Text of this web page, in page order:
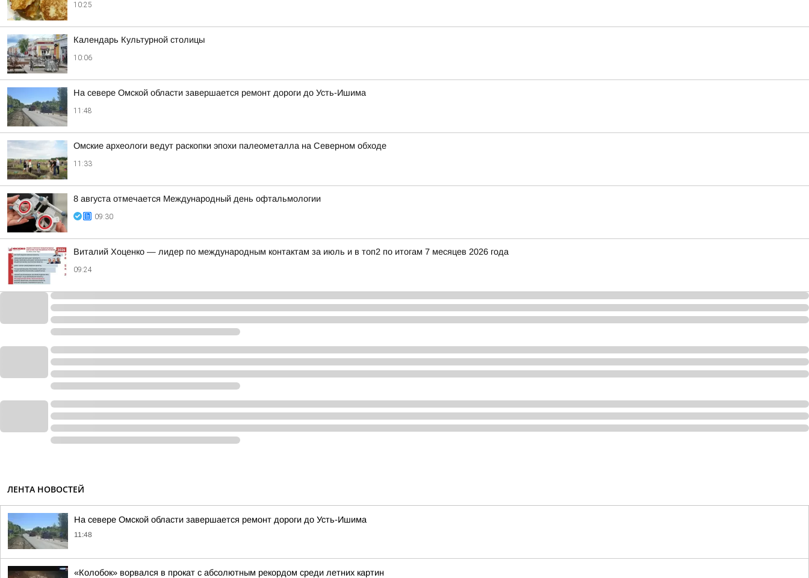
10:25
Календарь Культурной столицы
10:06
На севере Омской области завершается ремонт дороги до Усть-Ишима
11:48
Омские археологи ведут раскопки эпохи палеометалла на Северном обходе
11:33
8 августа отмечается Международный день офтальмологии
09:30
Виталий Хоценко — лидер по международным контактам за июль и в топ2 по итогам 7 месяцев 2026 года
09:24
ЛЕНТА НОВОСТЕЙ
На севере Омской области завершается ремонт дороги до Усть-Ишима
11:48
«Колобок» ворвался в прокат с абсолютным рекордом среди летних картин